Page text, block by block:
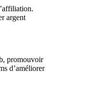
argent
promouvoir
d’améliorer